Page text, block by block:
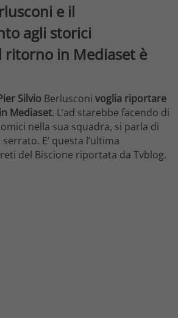
e il
agli storici
ritorno in Mediaset è
Silvio Berlusconi voglia riportare
Mediaset. L’ad starebbe facendo di
nella sua squadra, si parla di
E’ questa l’ultima
del Biscione riportata da Tvblog.